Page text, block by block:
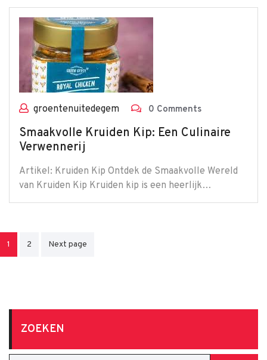
groentenuitedegem 0 Comments
Smaakvolle Kruiden Kip: Een Culinaire
Verwennerij
Artikel: Kruiden Kip Ontdek de Smaakvolle Wereld
van Kruiden Kip Kruiden kip is een heerlijk…
Berichten
1 2 Next page
ZOEKEN